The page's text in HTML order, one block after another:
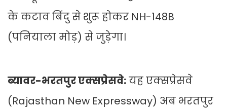
के कटाव बिंदु से शुरू होकर NH-148B
(पनियाला मोड़) से जुड़ेगा।
ब्यावर-भरतपुर एक्सप्रेसवे:यह एक्सप्रेसवे
(Rajasthan New Expressway) अब भरतपुर